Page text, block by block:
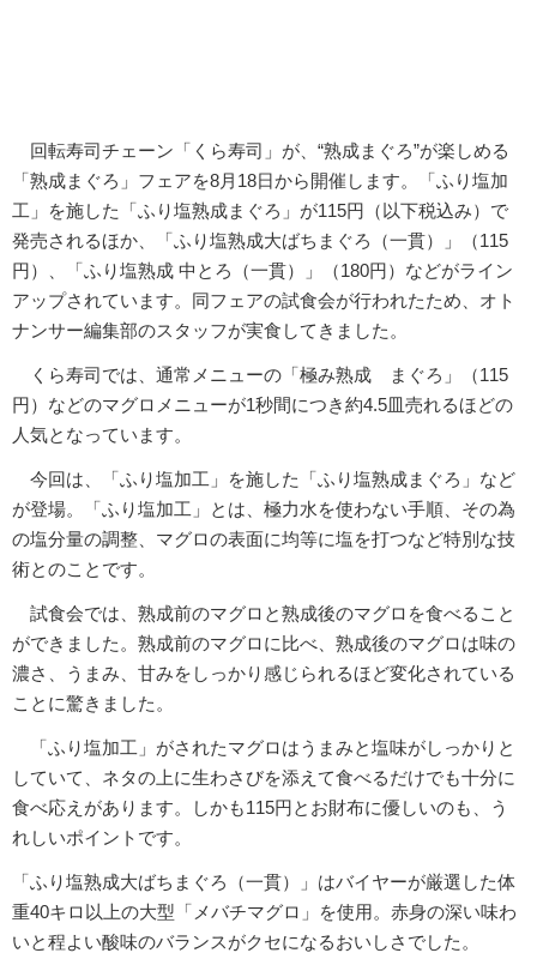
回転寿司チェーン「くら寿司」が、“熟成まぐろ”が楽しめる
「熟成まぐろ」フェアを8月18日から開催します。「ふり塩加
工」を施した「ふり塩熟成まぐろ」が115円（以下税込み）で
発売されるほか、「ふり塩熟成大ばちまぐろ（一貫）」（115
円）、「ふり塩熟成 中とろ（一貫）」（180円）などがライン
アップされています。同フェアの試食会が行われたため、オト
ナンサー編集部のスタッフが実食してきました。
くら寿司では、通常メニューの「極み熟成 まぐろ」（115
円）などのマグロメニューが1秒間につき約4.5皿売れるほどの
人気となっています。
今回は、「ふり塩加工」を施した「ふり塩熟成まぐろ」など
が登場。「ふり塩加工」とは、極力水を使わない手順、その為
の塩分量の調整、マグロの表面に均等に塩を打つなど特別な技
術とのことです。
試食会では、熟成前のマグロと熟成後のマグロを食べること
ができました。熟成前のマグロに比べ、熟成後のマグロは味の
濃さ、うまみ、甘みをしっかり感じられるほど変化されている
ことに驚きました。
「ふり塩加工」がされたマグロはうまみと塩味がしっかりと
していて、ネタの上に生わさびを添えて食べるだけでも十分に
食べ応えがあります。しかも115円とお財布に優しいのも、う
れしいポイントです。
「ふり塩熟成大ばちまぐろ（一貫）」はバイヤーが厳選した体
重40キロ以上の大型「メバチマグロ」を使用。赤身の深い味わ
いと程よい酸味のバランスがクセになるおいしさでした。